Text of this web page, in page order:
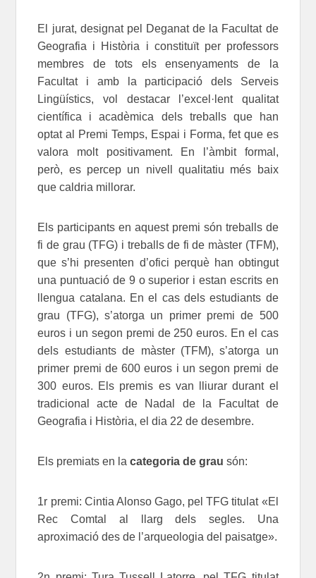
El jurat, designat pel Deganat de la Facultat de
Geografia i Història i constituït per professors
membres de tots els ensenyaments de la
Facultat i amb la participació dels Serveis
Lingüístics, vol destacar l’excel·lent qualitat
científica i acadèmica dels treballs que han
optat al Premi Temps, Espai i Forma, fet que es
valora molt positivament. En l’àmbit formal,
però, es percep un nivell qualitatiu més baix
que caldria millorar.
Els participants en aquest premi són treballs de
fi de grau (TFG) i treballs de fi de màster (TFM),
que s’hi presenten d’ofici perquè han obtingut
una puntuació de 9 o superior i estan escrits en
llengua catalana. En el cas dels estudiants de
grau (TFG), s’atorga un primer premi de 500
euros i un segon premi de 250 euros. En el cas
dels estudiants de màster (TFM), s’atorga un
primer premi de 600 euros i un segon premi de
300 euros. Els premis es van lliurar durant el
tradicional acte de Nadal de la Facultat de
Geografia i Història, el dia 22 de desembre.
Els premiats en la categoria de grau són:
1r premi: Cintia Alonso Gago, pel TFG titulat «El
Rec Comtal al llarg dels segles. Una
aproximació des de l’arqueologia del paisatge».